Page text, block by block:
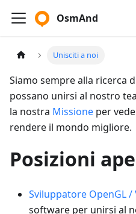
OsmAnd
Unisciti a noi
Siamo sempre alla ricerca
possano unirsi al nostro
la nostra Missione per
rendere il mondo migliore.
Posizioni
Sviluppatore OpenGL /
software per unirsi al